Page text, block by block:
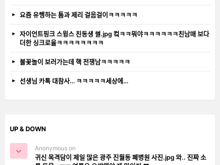
요즘 유행하는 톰과 제리 걸음걸이ㅋㅋㅋㅋㅋ
자이언트핑크 스윙스 친동생 썰.jpg 컼ㅋㅋ뭐야ㅋㅋㅋㅋㅋㅋ친남매 보다
더한 싱크로율ㅋㅋㅋㅋㅋㅋㅋㅋ
불꽃놀이 보러가는데 핵 전쟁남ㅋㅋㅋㅋㅋ
선생님 카톡 대참사… ㅋㅋㅋㅋㅋ세상에…
UP & DOWN
Anonymous on
귀신 목격담이 제일 많은 광주 진월동 폐병원 사진.jpg 와.. 진짜 소